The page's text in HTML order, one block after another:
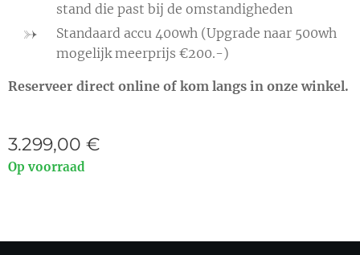
stand die past bij de omstandigheden
Standaard accu 400wh (Upgrade naar 500wh
mogelijk meerprijs €200.-)
Reserveer direct online of kom langs in onze winkel.
3.299,00 €
Op voorraad